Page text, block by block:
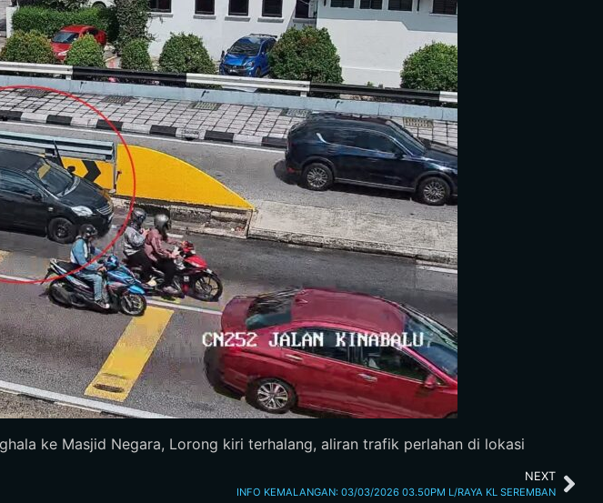
ke Masjid Negara, Lorong kiri terhalang, aliran trafik perlahan di lokasi
NEXT
INFO KEMALANGAN: 03/03/2026 03.50PM L/RAYA KL SEREMBAN